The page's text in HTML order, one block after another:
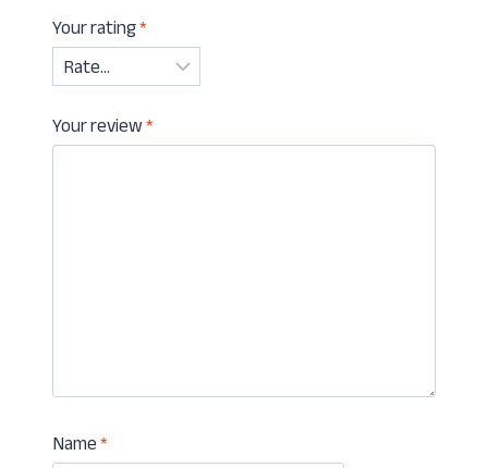
Your rating*
Your review*
Name*